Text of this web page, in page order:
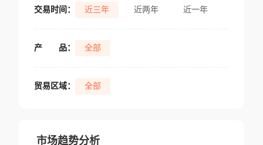
交易时间： 近三年 近两年 近一年
产 品： 全部
贸易区域： 全部
市场趋势分析